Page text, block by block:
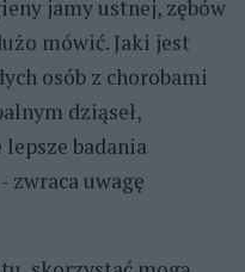
jamy ustnej, zębów
mówić. Jaki jest
osób z chorobami
dziąseł,
badania
zwraca uwagę